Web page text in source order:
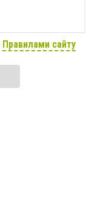
Правилами сайту